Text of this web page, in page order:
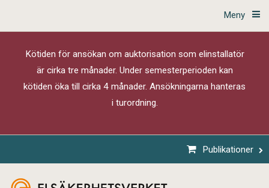
Meny
Kötiden för ansökan om auktorisation som elinstallatör
är cirka tre månader. Under semesterperioden kan
kötiden öka till cirka 4 månader. Ansökningarna hanteras
i turordning.
Publikationer